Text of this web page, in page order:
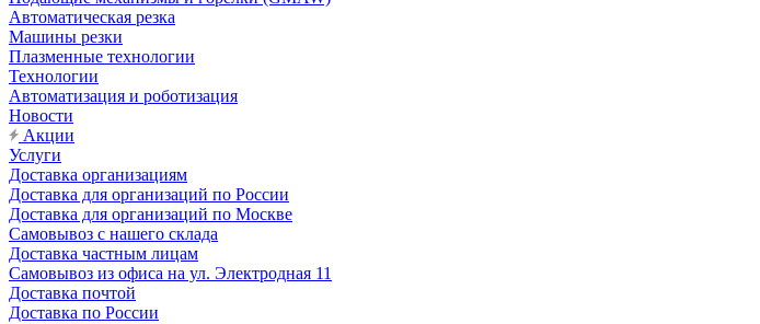
Автоматическая резка
Машины резки
Плазменные технологии
Технологии
Автоматизация и роботизация
Новости
Акции
Услуги
Доставка организациям
Доставка для организаций по России
Доставка для организаций по Москве
Самовывоз с нашего склада
Доставка частным лицам
Самовывоз из офиса на ул. Электродная 11
Доставка почтой
Доставка по России